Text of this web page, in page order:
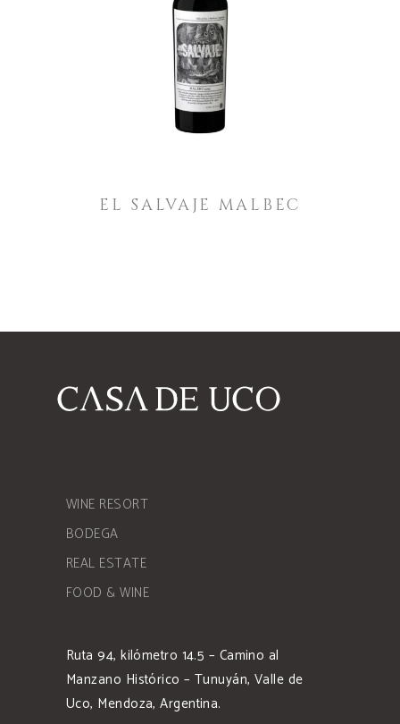
LEER MÁS
EL SALVAJE MALBEC
WINE RESORT
BODEGA
REAL ESTATE
FOOD & WINE
Ruta 94, kilómetro 14.5 – Camino al
Manzano Histórico – Tunuyán, Valle de
Uco, Mendoza, Argentina.